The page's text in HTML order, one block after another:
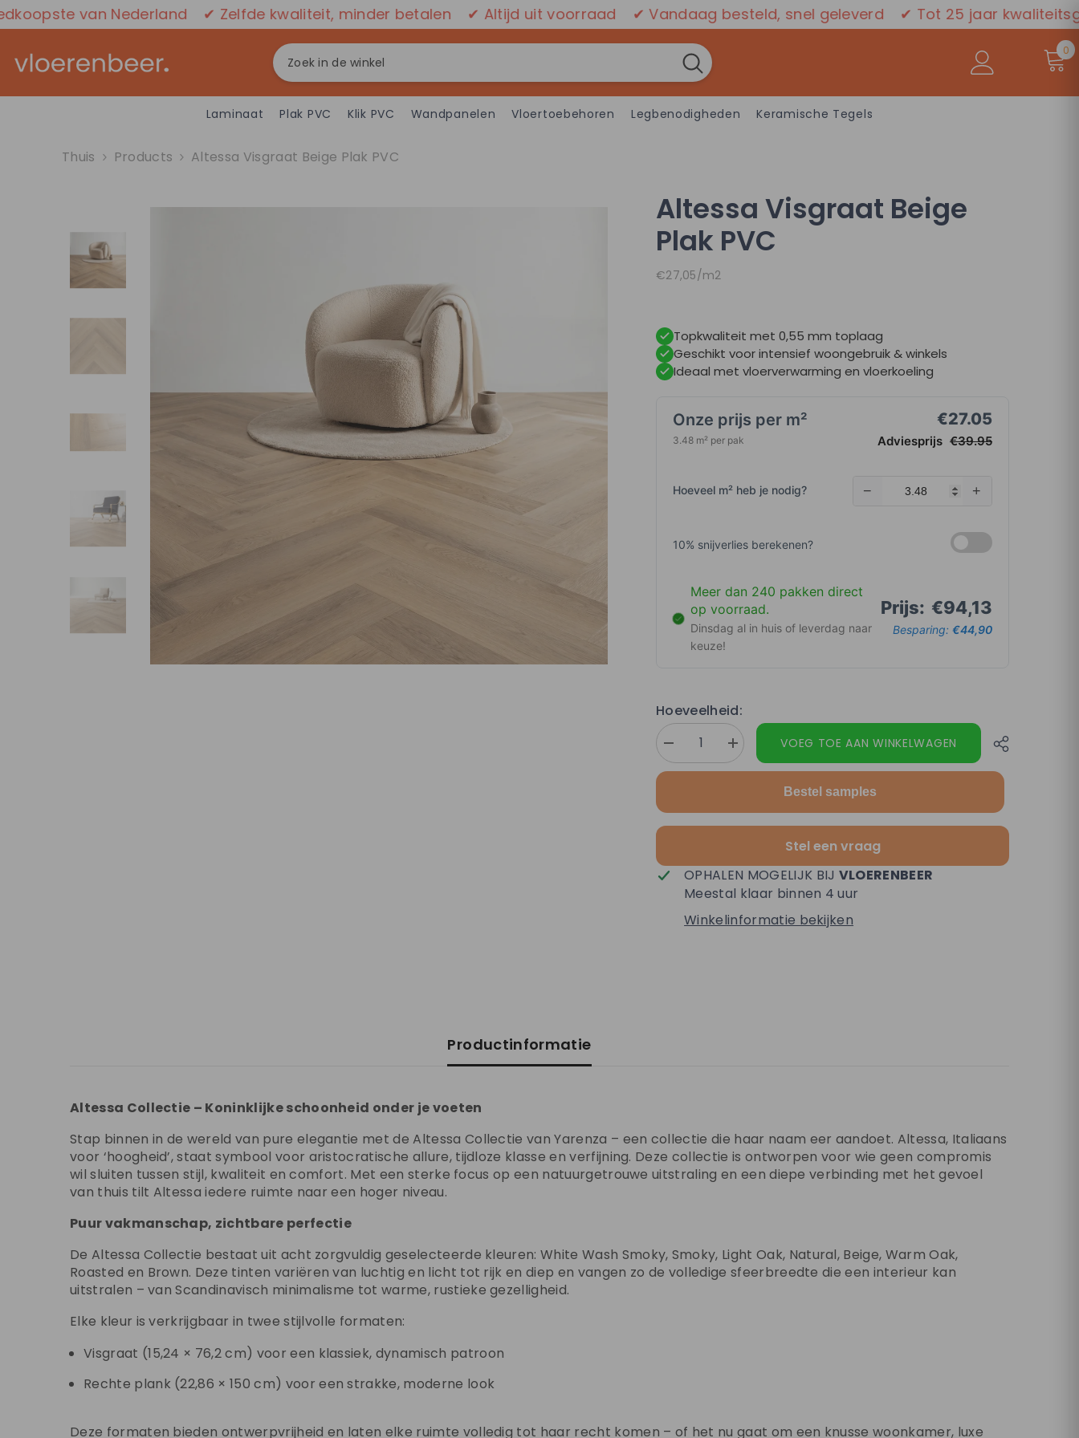
GA NAAR DE INHOUD
van Nederland ✔ Zelfde kwaliteit, minder betalen ✔ Altijd uit voorraad ✔ Vandaag besteld, snel geleverd ✔ Tot 25 jaar kwaliteitsgarantie
00
Laminaat Plak PVC Klik PVC Wandpanelen Vloertoebehoren Legbenodigheden Keramische Tegels
Thuis Products Altessa Visgraat Beige Plak PVC
Altessa Visgraat Beige
Plak PVC
Eenheidsprijs
€27,05/per
m2
Topkwaliteit met 0,55 mm toplaag
Geschikt voor intensief woongebruik & winkels
Ideaal met vloerverwarming en vloerkoeling
Onze prijs per m²
3.48 m² per pak
€27.05
Adviesprijs €39.95
Hoeveel m² heb je nodig? − +
10% snijverlies berekenen?
Meer dan 240 pakken direct
op voorraad.
Dinsdag al in huis of leverdag naar
keuze!
Prijs: €94,13
Besparing: €44,90
Hoeveelheid:
verminderen
voor
Verhoog
de
hoeveelheid
VOEG TOE AAN WINKELWAGEN
Bestel samples
Stel een vraag
OPHALEN MOGELIJK BIJ VLOERENBEER
Meestal klaar binnen 4 uur
Winkelinformatie bekijken
Productinformatie
Altessa Collectie – Koninklijke schoonheid onder je voeten
Stap binnen in de wereld van pure elegantie met de Altessa Collectie van Yarenza – een collectie die haar naam eer aandoet. Altessa, Italiaans
voor ‘hoogheid’, staat symbool voor aristocratische allure, tijdloze klasse en verfijning. Deze collectie is ontworpen voor wie geen compromis
wil sluiten tussen stijl, kwaliteit en comfort. Met een sterke focus op een natuurgetrouwe uitstraling en een diepe verbinding met het gevoel
van thuis tilt Altessa iedere ruimte naar een hoger niveau.
Puur vakmanschap, zichtbare perfectie
De Altessa Collectie bestaat uit acht zorgvuldig geselecteerde kleuren: White Wash Smoky, Smoky, Light Oak, Natural, Beige, Warm Oak,
Roasted en Brown. Deze tinten variëren van luchtig en licht tot rijk en diep en vangen zo de volledige sfeerbreedte die een interieur kan
uitstralen – van Scandinavisch minimalisme tot warme, rustieke gezelligheid.
Elke kleur is verkrijgbaar in twee stijlvolle formaten:
Visgraat (15,24 × 76,2 cm) voor een klassiek, dynamisch patroon
Rechte plank (22,86 × 150 cm) voor een strakke, moderne look
Deze formaten bieden ontwerpvrijheid en laten elke ruimte volledig tot haar recht komen – of het nu gaat om een knusse woonkamer, luxe